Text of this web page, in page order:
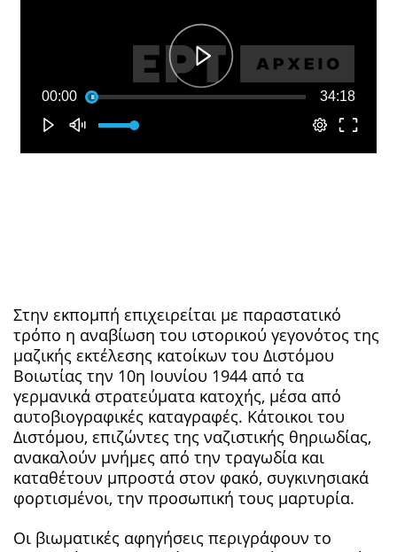
Στην εκπομπή επιχειρείται με παραστατικό
τρόπο η αναβίωση του ιστορικού γεγονότος της
μαζικής εκτέλεσης κατοίκων του Διστόμου
Βοιωτίας την 10η Ιουνίου 1944 από τα
γερμανικά στρατεύματα κατοχής, μέσα από
αυτοβιογραφικές καταγραφές. Κάτοικοι του
Διστόμου, επιζώντες της ναζιστικής θηριωδίας,
ανακαλούν μνήμες από την τραγωδία και
καταθέτουν μπροστά στον φακό, συγκινησιακά
φορτισμένοι, την προσωπική τους μαρτυρία.
Οι βιωματικές αφηγήσεις περιγράφουν το